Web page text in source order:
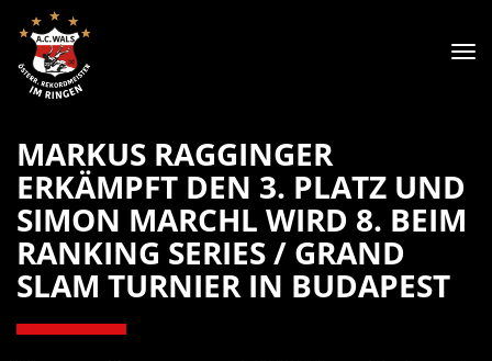
MARKUS RAGGINGER
ERKÄMPFT DEN 3. PLATZ UND
SIMON MARCHL WIRD 8. BEIM
RANKING SERIES / GRAND
SLAM TURNIER IN BUDAPEST